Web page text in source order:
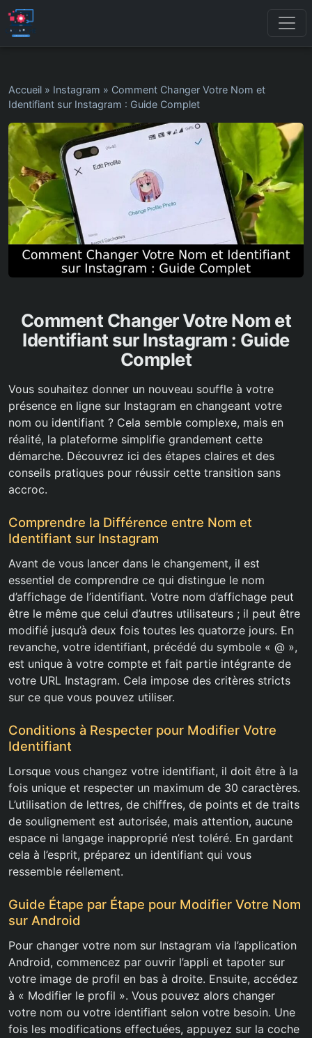
Accueil » Instagram » Comment Changer Votre Nom et
Identifiant sur Instagram : Guide Complet
Comment Changer Votre Nom et
Identifiant sur Instagram : Guide
Complet
Vous souhaitez donner un nouveau souffle à votre
présence en ligne sur Instagram en changeant votre
nom ou identifiant ? Cela semble complexe, mais en
réalité, la plateforme simplifie grandement cette
démarche. Découvrez ici des étapes claires et des
conseils pratiques pour réussir cette transition sans
accroc.
Comprendre la Différence entre Nom et
Identifiant sur Instagram
Avant de vous lancer dans le changement, il est
essentiel de comprendre ce qui distingue le nom
d’affichage de l’identifiant. Votre nom d’affichage peut
être le même que celui d’autres utilisateurs ; il peut être
modifié jusqu’à deux fois toutes les quatorze jours. En
revanche, votre identifiant, précédé du symbole « @ »,
est unique à votre compte et fait partie intégrante de
votre URL Instagram. Cela impose des critères stricts
sur ce que vous pouvez utiliser.
Conditions à Respecter pour Modifier Votre
Identifiant
Lorsque vous changez votre identifiant, il doit être à la
fois unique et respecter un maximum de 30 caractères.
L’utilisation de lettres, de chiffres, de points et de traits
de soulignement est autorisée, mais attention, aucune
espace ni langage inapproprié n’est toléré. En gardant
cela à l’esprit, préparez un identifiant qui vous
ressemble réellement.
Guide Étape par Étape pour Modifier Votre Nom
sur Android
Pour changer votre nom sur Instagram via l’application
Android, commencez par ouvrir l’appli et tapoter sur
votre image de profil en bas à droite. Ensuite, accédez
à « Modifier le profil ». Vous pouvez alors changer
votre nom ou votre identifiant selon votre besoin. Une
fois les modifications effectuées, appuyez sur la coche